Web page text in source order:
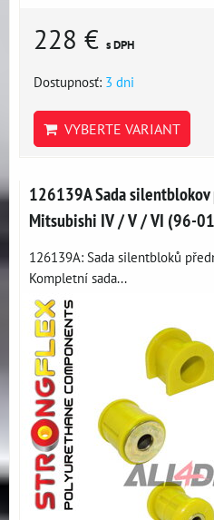
228 € s DPH
Dostupnosť: 3 dni
VYBERTE VARIANT
126139A Sada silentblokov
Mitsubishi IV / V / VI (96-
126139A: Sada silentbloků
Kompletní sada...